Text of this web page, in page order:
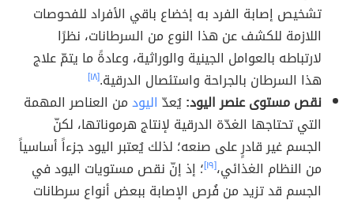
تشخيص إصابة الفرد به إخضاع باقي الأفراد للفحوصات
اللازمة للكشف عن هذا النوع من السرطانات، نظرًا
لارتباطه بالعوامل الجينية والوراثية، وعادةً ما يتمّ علاج
هذا السرطان بالجراحة واستئصال الدرقية.[١٨]
نقص مستوى عنصر اليود:يُعدّ اليودمن العناصر المهمة
التي تحتاجها الغدّة الدرقية لإنتاج هرموناتها، لكنّ
الجسم غير قادرٍ على صنعه؛ لذلك يُعتبر اليود جزءاً أساسياً
من النظام الغذائي،[١٩] ؛ إذ إنّ نقص مستويات اليود في
الجسم قد تزيد من فُرص الإصابة ببعض أنواع سرطانات